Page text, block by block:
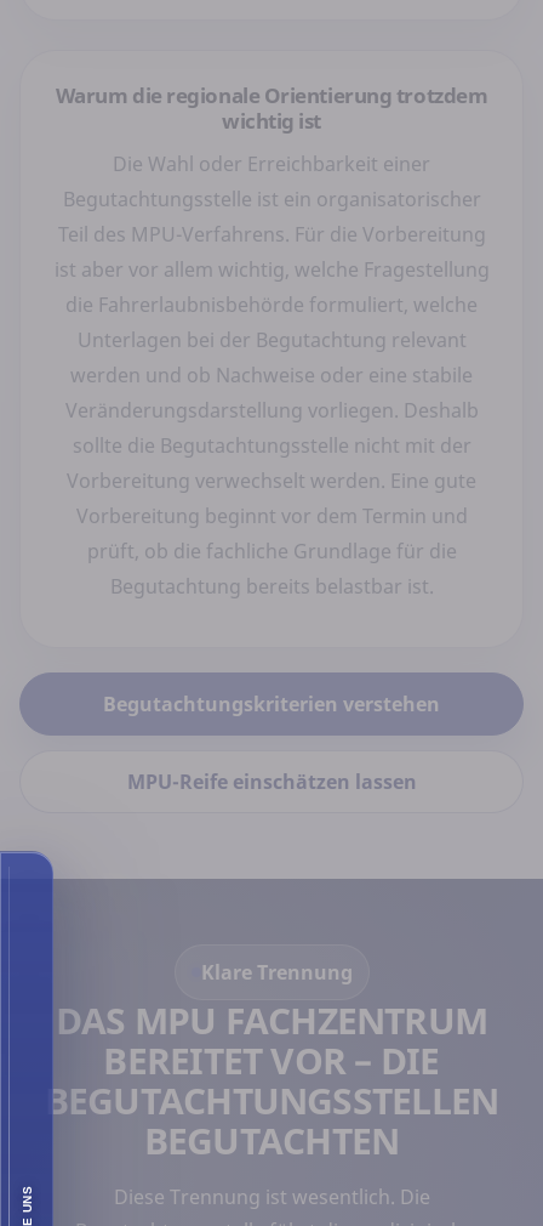
Warum die regionale Orientierung trotzdem
wichtig ist
Die Wahl oder Erreichbarkeit einer
Begutachtungsstelle ist ein organisatorischer
Teil des MPU-Verfahrens. Für die Vorbereitung
ist aber vor allem wichtig, welche Fragestellung
die Fahrerlaubnisbehörde formuliert, welche
Unterlagen bei der Begutachtung relevant
werden und ob Nachweise oder eine stabile
Veränderungsdarstellung vorliegen. Deshalb
sollte die Begutachtungsstelle nicht mit der
Vorbereitung verwechselt werden. Eine gute
Vorbereitung beginnt vor dem Termin und
prüft, ob die fachliche Grundlage für die
Begutachtung bereits belastbar ist.
Begutachtungskriterien verstehen
MPU-Reife einschätzen lassen
Klare Trennung
DAS MPU FACHZENTRUM
BEREITET VOR – DIE
BEGUTACHTUNGSSTELLEN
BEGUTACHTEN
Diese Trennung ist wesentlich. Die